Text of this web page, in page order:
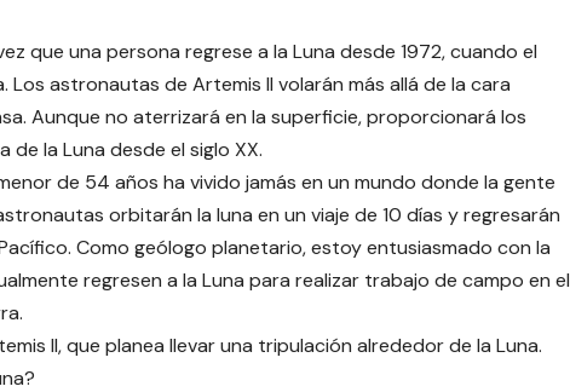
que una persona regrese a la Luna desde 1972, cuando el
astronautas de Artemis II volarán más allá de la cara
Aunque no aterrizará en la superficie, proporcionará los
la Luna desde el siglo XX.
de 54 años ha vivido jamás en un mundo donde la gente
orbitarán la luna en un viaje de 10 días y regresarán
Como geólogo planetario, estoy entusiasmado con la
regresen a la Luna para realizar trabajo de campo en el
II, que planea llevar una tripulación alrededor de la Luna.